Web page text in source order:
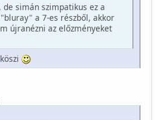
de simán szimpatikus ez a
a 7-es részből, akkor
újranézni az előzményeket